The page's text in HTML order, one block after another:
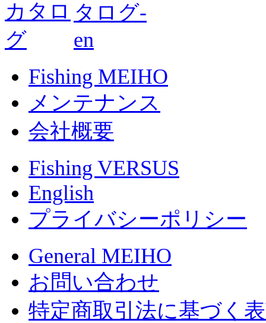
Fishing MEIHO
メンテナンス
会社概要
Fishing VERSUS
English
プライバシーポリシー
General MEIHO
お問い合わせ
特定商取引法に基づく